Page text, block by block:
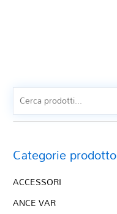
Categorie prodotto
ACCESSORI
ANCE VAR